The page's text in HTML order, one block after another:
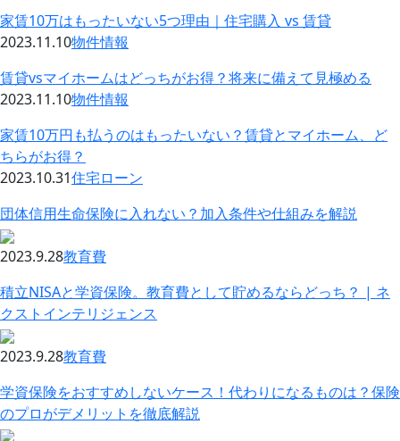
家賃10万はもったいない5つ理由｜住宅購入 vs 賃貸
2023.11.10物件情報
賃貸vsマイホームはどっちがお得？将来に備えて見極める
2023.11.10物件情報
家賃10万円も払うのはもったいない？賃貸とマイホーム、ど
ちらがお得？
2023.10.31住宅ローン
団体信用生命保険に入れない？加入条件や仕組みを解説
2023.9.28教育費
積立NISAと学資保険。教育費として貯めるならどっち？ | ネ
クストインテリジェンス
2023.9.28教育費
学資保険をおすすめしないケース！代わりになるものは？保険
のプロがデメリットを徹底解説